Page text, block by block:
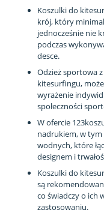
Koszulki do
krój, który
jednocześnie nie
podczas
desce.
Odzież sportowa
kitesurfingu,
wyrażenie
społeczności
W ofercie
nadrukiem, w
wodnych, które
designem i
Koszulki do
są
co świadczy o ich
zastosowaniu.